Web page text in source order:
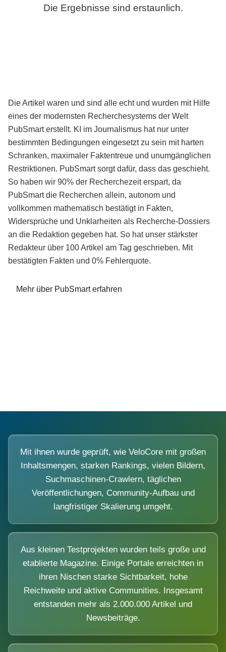
Die Ergebnisse sind erstaunlich.
Die Artikel waren und sind alle echt und wurden mit Hilfe
eines der modernsten Recherchesystems der Welt
PubSmart erstellt. KI im Journalismus hat nur unter
bestimmten Bedingungen eingesetzt zu sein mit harten
Schranken, maximaler Faktentreue und unumgänglichen
Restriktionen. PubSmart sorgt dafür, dass das geschieht.
So haben wir 90% der Recherchezeit erspart, da
PubSmart die Recherchen allein, autonom und
vollkommen mathematisch bestätigt in Fakten,
Widersprüche und Unklarheiten als Recherche-Dossiers
an die Redaktion gegeben hat. So hat unser stärkster
Redakteur über 100 Artikel am Tag geschrieben. Mit
bestätigten Fakten und 0% Fehlerquote.
Mehr über PubSmart erfahren
Mit ihnen wurde geprüft, wie VeloCore mit großen
Inhaltsmengen, starken Rankings, vielen Bildern,
Suchmaschinen-Crawlern, täglichen
Veröffentlichungen, Community-Aufbau und
langfristiger Skalierung umgeht.
Aus kleinen Testprojekten wurden teils große und
etablierte Magazine. Einige Portale erreichten in
ihren Nischen starke Sichtbarkeit, hohe
Reichweite und aktive Communities. Insgesamt
entstanden mehr als 2.000.000 Artikel und
Newsbeiträge.